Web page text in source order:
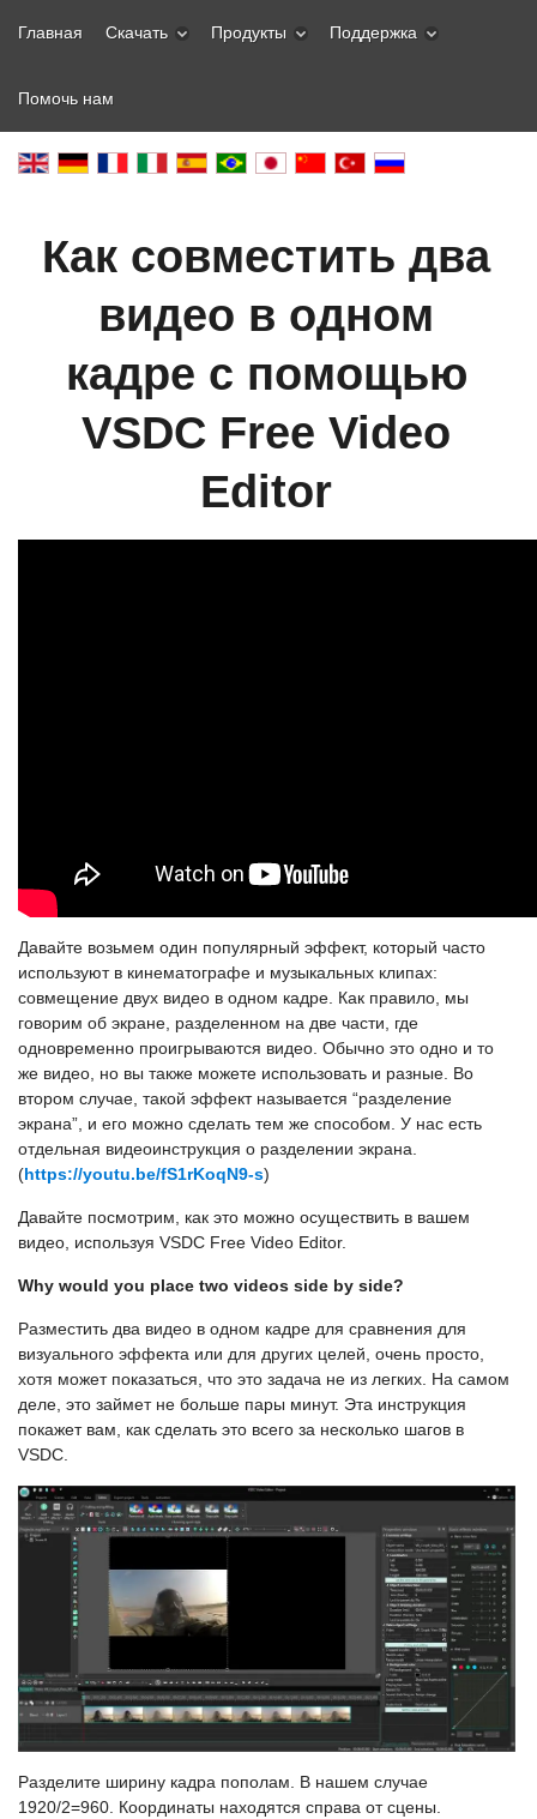
Главная Скачать Продукты Поддержка
Помочь нам
Как совместить два
видео в одном
кадре с помощью
VSDC Free Video
Editor
Давайте возьмем один популярный эффект, который часто
используют в кинематографе и музыкальных клипах:
совмещение двух видео в одном кадре. Как правило, мы
говорим об экране, разделенном на две части, где
одновременно проигрываются видео. Обычно это одно и то
же видео, но вы также можете использовать и разные. Во
втором случае, такой эффект называется “разделение
экрана”, и его можно сделать тем же способом. У нас есть
отдельная видеоинструкция о разделении экрана.
(https://youtu.be/fS1rKoqN9-s)
Давайте посмотрим, как это можно осуществить в вашем
видео, используя VSDC Free Video Editor.
Why would you place two videos side by side?
Разместить два видео в одном кадре для сравнения для
визуального эффекта или для других целей, очень просто,
хотя может показаться, что это задача не из легких. На самом
деле, это займет не больше пары минут. Эта инструкция
покажет вам, как сделать это всего за несколько шагов в
VSDC.
Разделите ширину кадра пополам. В нашем случае
1920/2=960. Координаты находятся справа от сцены.